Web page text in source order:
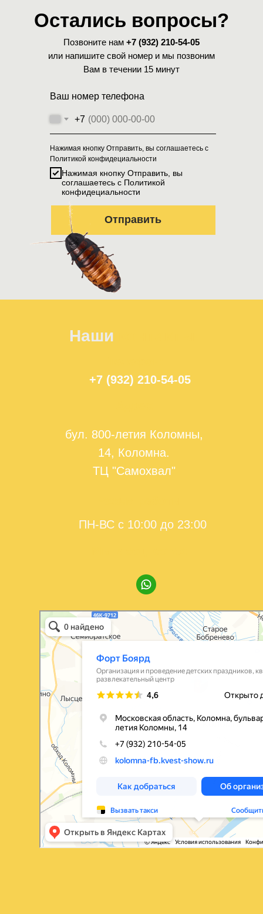
Остались вопросы?
Позвоните нам +7 (932) 210-54-05
или напишите свой номер и мы позвоним
Вам в течении 15 минут
Ваш номер телефона
+7
Нажимая кнопку Отправить, вы соглашаетесь с
Политикой конфидециальности
Нажимая кнопку Отправить, вы
соглашаетесь с Политикой
конфидециальности
Отправить
Наши
+7 (932) 210-54-05
бул. 800-летия Коломны,
14, Коломна.
ТЦ "Самохвал"
ПН-ВС с 10:00 до 23:00
Форт Боярд
Квесты в Коломне
Детская площадка в Коломне